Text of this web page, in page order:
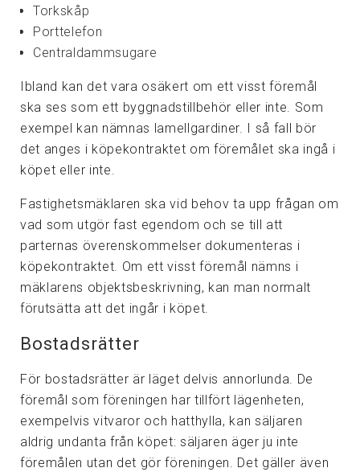
Torkskåp
Porttelefon
Centraldammsugare
Ibland kan det vara osäkert om ett visst föremål
ska ses som ett byggnadstillbehör eller inte. Som
exempel kan nämnas lamellgardiner. I så fall bör
det anges i köpekontraktet om föremålet ska ingå i
köpet eller inte.
Fastighetsmäklaren ska vid behov ta upp frågan om
vad som utgör fast egendom och se till att
parternas överenskommelser dokumenteras i
köpekontraktet. Om ett visst föremål nämns i
mäklarens objektsbeskrivning, kan man normalt
förutsätta att det ingår i köpet.
Bostadsrätter
För bostadsrätter är läget delvis annorlunda. De
föremål som föreningen har tillfört lägenheten,
exempelvis vitvaror och hatthylla, kan säljaren
aldrig undanta från köpet: säljaren äger ju inte
föremålen utan det gör föreningen. Det gäller även